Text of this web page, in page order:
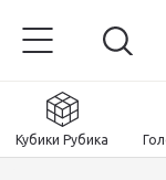
Кубики Рубика